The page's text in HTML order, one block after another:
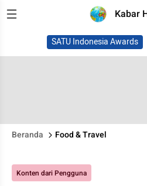
Kabar
SATU Indonesia Awards
Beranda Food & Travel
Konten dari Pengguna